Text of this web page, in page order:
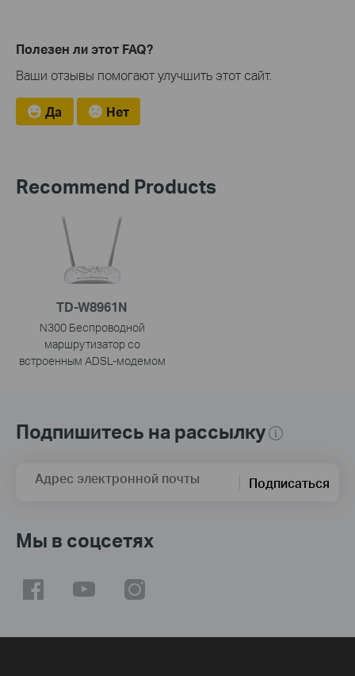
Полезен ли этот FAQ?
Ваши отзывы помогают улучшить этот сайт.
Да Нет
Recommend Products
TD-W8961N
N300 Беспроводной
маршрутизатор со
встроенным ADSL-модемом
Подпишитесь на рассылку
Адрес электронной почты Подписаться
Мы в соцсетях